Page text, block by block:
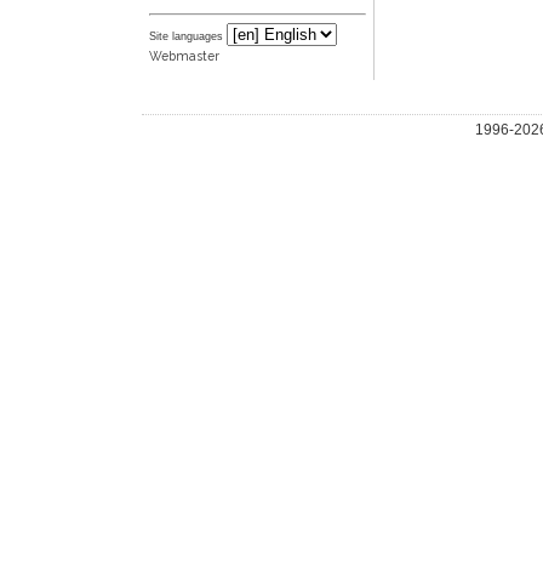
Site languages
Webmaster
1996-